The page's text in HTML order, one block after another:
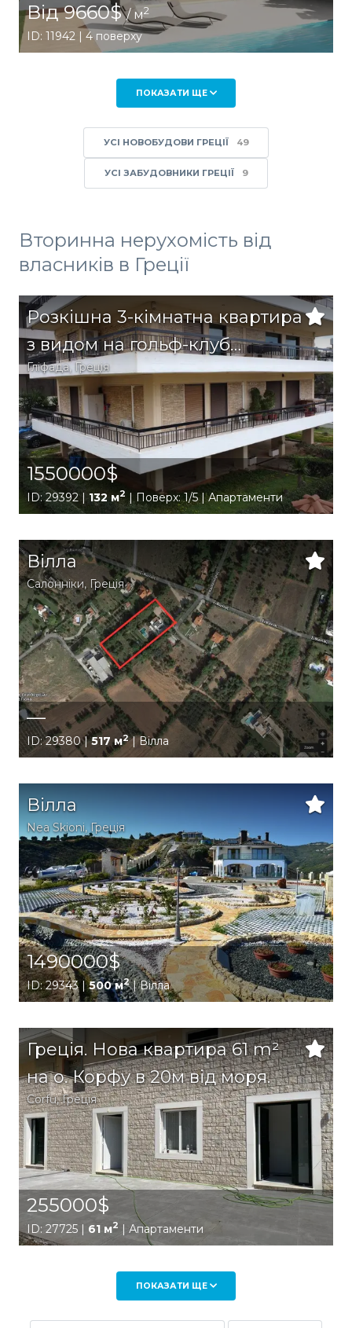
Від 9660$/ м2
ID: 11942 | 4 поверху
ПОКАЗАТИ ЩЕ
УСІ НОВОБУДОВИ ГРЕЦІЇ 49
УСІ ЗАБУДОВНИКИ ГРЕЦІЇ 9
Вторинна нерухомість від
власників в Греції
Розкішна 3-кімнатна квартира
з видом на гольф-клуб
Гліфада
Гліфада, Греція
1550000$
ID: 29392 | 132 м2 | Поверх: 1/5 | Апартаменти
Вілла
Салонніки, Греція
—
ID: 29380 |517 м2| Вілла
Вілла
Nea Skioni, Греція
1490000$
ID: 29343 |500 м2| Вілла
Греція. Нова квартира 61 m²
на о. Корфу в 20м від моря.
Corfu,Греція
255000$
ID: 27725 | 61 м2 | Апартаменти
ПОКАЗАТИ ЩЕ